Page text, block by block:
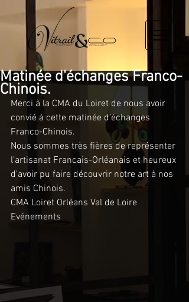
Matinée d'échanges Franco-
Chinois.
Merci à la CMA du Loiret de nous avoir
convié à cette matinée d'échanges
Franco-Chinois.
Nous sommes très fières de représenter
l’artisanat Francais-Orléanais et heureux
d'avoir pu faire découvrir notre art à nos
amis Chinois.
CMA Loiret Orléans Val de Loire
Evénements